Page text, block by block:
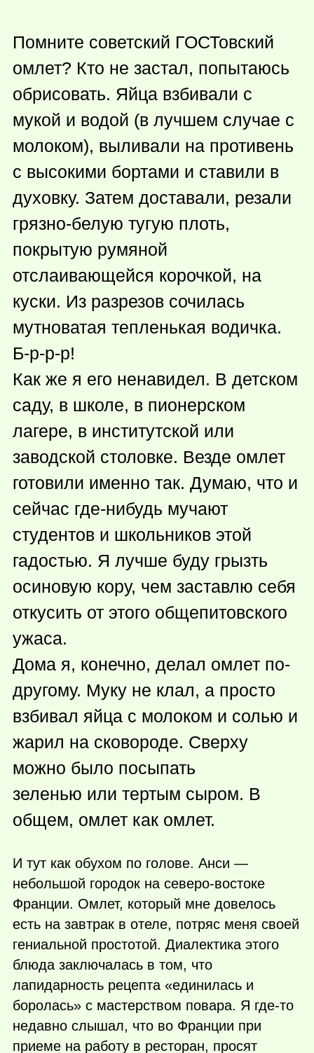
Помните советский ГОСТовский
омлет? Кто не застал, попытаюсь
обрисовать. Яйца взбивали с
мукой и водой (в лучшем случае с
молоком), выливали на противень
с высокими бортами и ставили в
духовку. Затем доставали, резали
грязно-белую тугую плоть,
покрытую румяной
отслаивающейся корочкой, на
куски. Из разрезов сочилась
мутноватая тепленькая водичка.
Б-р-р-р!
Как же я его ненавидел. В детском
саду, в школе, в пионерском
лагере, в институтской или
заводской столовке. Везде омлет
готовили именно так. Думаю, что и
сейчас где-нибудь мучают
студентов и школьников этой
гадостью. Я лучше буду грызть
осиновую кору, чем заставлю себя
откусить от этого общепитовского
ужаса.
Дома я, конечно, делал омлет по-
другому. Муку не клал, а просто
взбивал яйца с молоком и солью и
жарил на сковороде. Сверху
можно было посыпать
зеленью или тертым сыром. В
общем, омлет как омлет.
И тут как обухом по голове. Анси —
небольшой городок на северо-востоке
Франции. Омлет, который мне довелось
есть на завтрак в отеле, потряс меня своей
гениальной простотой. Диалектика этого
блюда заключалась в том, что
лапидарность рецепта «единилась и
боролась» с мастерством повара. Я где-то
недавно слышал, что во Франции при
приеме на работу в ресторан, просят